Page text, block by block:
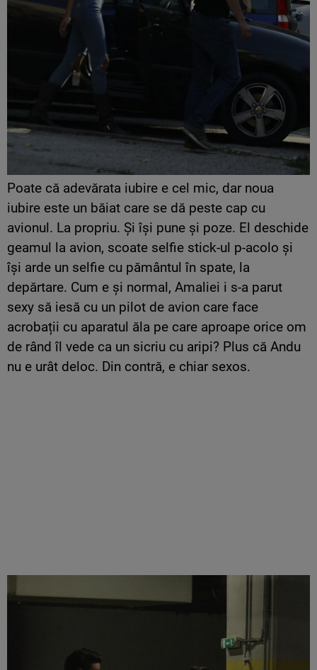
Poate că adevărata iubire e cel mic, dar noua
iubire este un băiat care se dă peste cap cu
avionul. La propriu. Și își pune și poze. El deschide
geamul la avion, scoate selfie stick-ul p-acolo și
își arde un selfie cu pământul în spate, la
depărtare. Cum e și normal, Amaliei i s-a parut
sexy să iesă cu un pilot de avion care face
acrobații cu aparatul ăla pe care aproape orice om
de rând îl vede ca un sicriu cu aripi? Plus că Andu
nu e urât deloc. Din contră, e chiar sexos.